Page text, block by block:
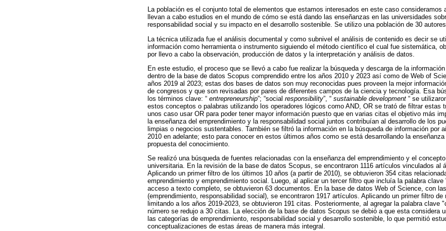
La población es el conjunto total de elementos que estamos interesados en este caso consideramos
llevan a cabo estudios en el mundo de cómo se está dando las enseñanzas en las universidades
responsabilidad social y su impacto en el desarrollo sostenible. Se utilizo una población de 30
La técnica utilizada fue el análisis documental y como subnivel el análisis de contenido es decir se
información como herramienta o instrumento siguiendo el método científico el cual fue sistemática,
por llevo a cabo la observación, producción de datos y la interpretación y análisis de datos.
En este estudio, el proceso que se llevó a cabo fue realizar la búsqueda y descarga de la
dentro de la base de datos Scopus comprendido entre los años 2010 y 2023 así como de Web of
años 2019 al 2023; estas dos bases de datos son muy reconocidas pues proveen la mejor
de congresos y que son revisadas por pares de diferentes campos de la ciencia y tecnología. Esa
los términos clave: “ entrepreneurship”; “social responsibility”, “ sustainable development “ se
estos conceptos o palabras utilizando los operadores lógicos como AND, OR se trató de filtrar estas
unos caso usar OR para poder tener mayor información puesto que en varias citas el objetivo más
la enseñanza del emprendimiento y la responsabilidad social juntos contribuían al desarrollo de los
limpias o negocios sustentables. También se filtró la información en la búsqueda de información por
2010 en adelante; esto para conocer en estos últimos años como se está desarrollando la
propuesta del conocimiento.
Se realizó una búsqueda de fuentes relacionadas con la enseñanza del emprendimiento y el
universitaria. En la revisión de la base de datos Scopus, se encontraron 1116 artículos vinculados al
Aplicando un primer filtro de los últimos 10 años (a partir de 2010), se obtuvieron 354 citas
emprendimiento y emprendimiento social. Luego, al aplicar un tercer filtro que incluía la palabra clave
acceso a texto completo, se obtuvieron 63 documentos. En la base de datos Web of Science, con
(emprendimiento, responsabilidad social), se encontraron 1917 artículos. Aplicando un primer filtro
limitando a los años 2019-2023, se obtuvieron 191 citas. Posteriormente, al agregar la palabra clave
número se redujo a 30 citas. La elección de la base de datos Scopus se debió a que esta considera
las categorías de emprendimiento, responsabilidad social y desarrollo sostenible, lo que permitió
conceptualizaciones de estas áreas de manera más integral.